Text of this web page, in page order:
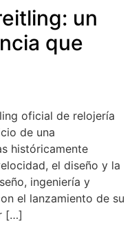
un
que
oficial de relojería
de una
históricamente
el diseño y la
ingeniería y
el lanzamiento de su
[…]